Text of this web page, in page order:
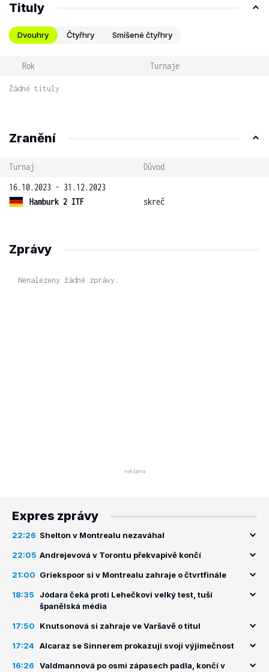
Tituly
Dvouhry Čtyřhry Smíšené čtyřhry
Rok Turnaje
Žádné tituly
Zranění
Turnaj
Důvod
16.10.2023 - 31.12.2023
Hamburk 2 ITF
skreč
Zprávy
Nenalezeny žádné zprávy.
Expres zprávy
22:26 Shelton v Montrealu nezaváhal
22:05 Andrejevová v Torontu překvapivě končí
21:00 Griekspoor si v Montrealu zahraje o čtvrtfinále
18:35
Jódara čeká proti Lehečkovi velký test, tuší
španělská média
17:50 Knutsonová si zahraje ve Varšavě o titul
17:24 Alcaraz se Sinnerem prokazují svoji výjimečnost
16:26 Valdmannová po osmi zápasech padla, končí v